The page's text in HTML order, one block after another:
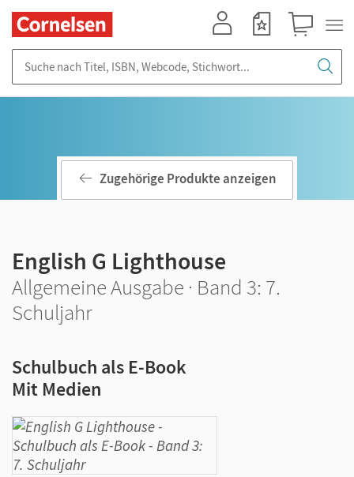
Zugehörige Produkte anzeigen
English G Lighthouse
Allgemeine Ausgabe · Band 3: 7.
Schuljahr
Schulbuch als E-Book
Mit Medien